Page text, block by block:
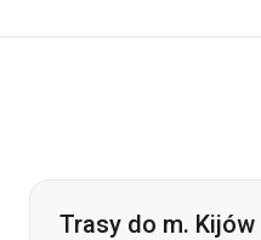
Trasy do m. Kijów